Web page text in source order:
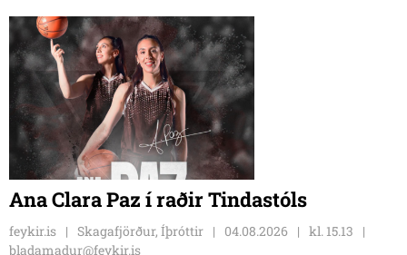
Ana Clara Paz í raðir Tindastóls
feykir.is Skagafjörður, Íþróttir 04.08.2026
kl. 15.13
bladamadur@feykir.is